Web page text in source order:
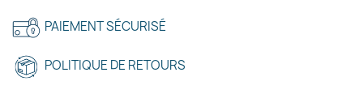
PAIEMENT SÉCURISÉ
POLITIQUE DE RETOURS
Créer une liste d'envies